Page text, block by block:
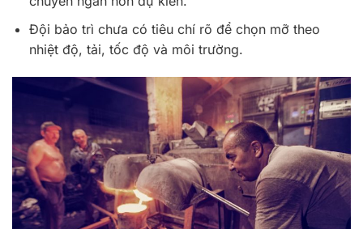
Đội bảo trì chưa có tiêu chí rõ để chọn mỡ theo
nhiệt độ, tải, tốc độ và môi trường.